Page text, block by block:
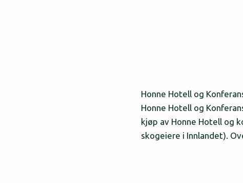
Honne Hotell og
Honne Hotell og
kjøp av Honne Hotell og
skogeiere i Innlandet).